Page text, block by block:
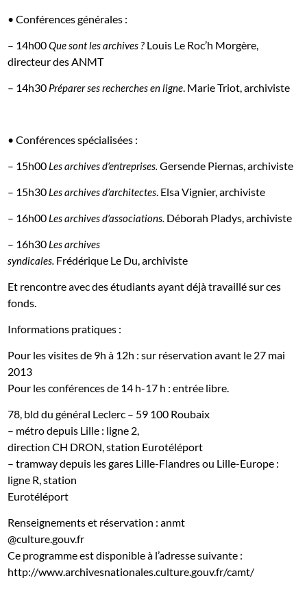
• Conférences générales :
– 14h00Que sont les archives ? Louis Le Roc’h Morgère,
directeur des ANMT
– 14h30 Préparer ses recherches en ligne. Marie Triot, archiviste
• Conférences spécialisées :
– 15h00 Les archives d’entreprises. Gersende Piernas, archiviste
– 15h30 Les archives d’architectes. Elsa Vignier, archiviste
– 16h00 Les archives d’associations. Déborah Pladys, archiviste
– 16h30 Les archives
syndicales. Frédérique Le Du, archiviste
Et rencontre avec des étudiants ayant déjà travaillé sur ces
fonds.
Informations pratiques :
Pour les visites de 9h à 12h : sur réservation avant le 27 mai
2013
Pour les conférences de 14 h-17 h : entrée libre.
78, bld du général Leclerc – 59 100 Roubaix
– métro depuis Lille : ligne 2,
direction CH DRON, station Eurotéléport
– tramway depuis les gares Lille-Flandres ou Lille-Europe :
ligne R, station
Eurotéléport
Renseignements et réservation : anmt
@culture.gouv.fr
Ce programme est disponible à l’adresse suivante :
http://www.archivesnationales.culture.gouv.fr/camt/